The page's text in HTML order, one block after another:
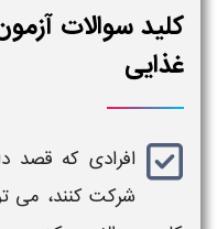
کلید سوالات
غذایی
افرادی که قصد
شرکت کنند، می‌